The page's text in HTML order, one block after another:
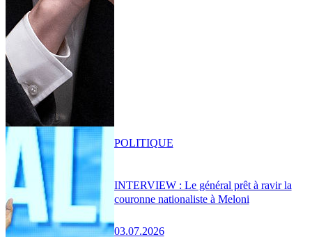
INTERVIEW : Le général prêt à ravir la
couronne nationaliste à Meloni
03.07.2026
POLITIQUE